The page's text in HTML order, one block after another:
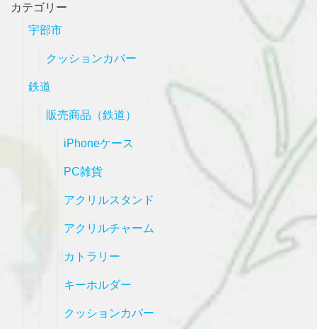
カテゴリー
宇部市
クッションカバー
鉄道
販売商品（鉄道）
iPhoneケース
PC雑貨
アクリルスタンド
アクリルチャーム
カトラリー
キーホルダー
クッションカバー